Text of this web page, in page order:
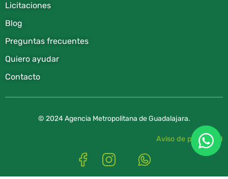
Licitaciones
Blog
Preguntas frecuentes
Quiero ayudar
Contacto
© 2024 Agencia Metropolitana de Guadalajara.
Aviso de privacidad